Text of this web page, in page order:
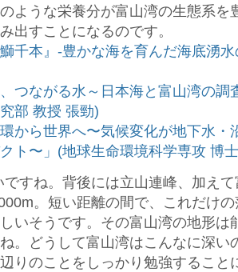
ような栄養分が富山湾の生態系を
出すことになるのです。
鰤千本』-豊かな海を育んだ海底湧
、つながる水～日本海と富山湾の
部 教授 張勁)
環から世界へ〜気候変化が地下水
ト〜」(地球生命環境科学専攻 博
ですね。背後には立山連峰、加え
。短い距離の間で、これだけ
いそうです。その富山湾の地形は
。どうして富山湾はこんなに深い
りのことをしっかり勉強すること